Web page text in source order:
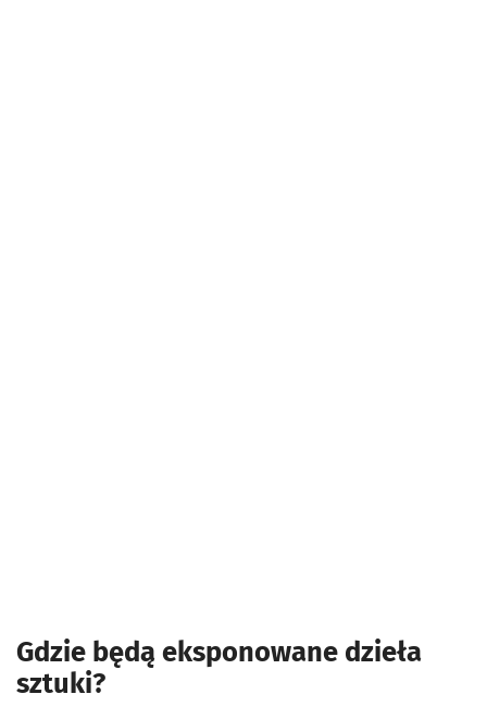
Gdzie będą eksponowane dzieła
sztuki?